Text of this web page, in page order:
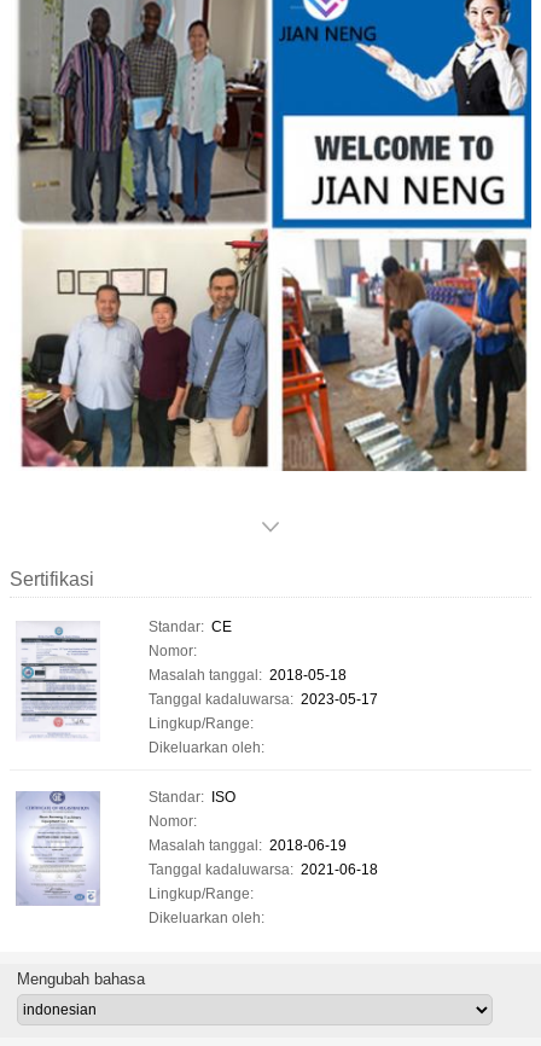
Sertifikasi
Standar: CE
Nomor:
Masalah tanggal: 2018-05-18
Tanggal kadaluwarsa: 2023-05-17
Lingkup/Range:
Dikeluarkan oleh:
Standar: ISO
Nomor:
Masalah tanggal: 2018-06-19
Tanggal kadaluwarsa: 2021-06-18
Lingkup/Range:
Dikeluarkan oleh:
Mengubah bahasa